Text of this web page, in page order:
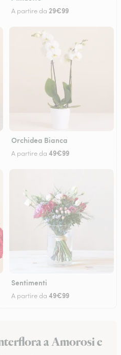
A partire da 29€99
Orchidea Bianca
A partire da 49€99
Sentimenti
A partire da 49€99
a Amorosi e